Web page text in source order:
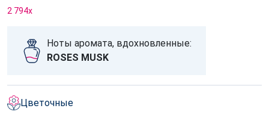
2 794x
Ноты аромата, вдохновленные:
ROSES MUSK
Цветочные